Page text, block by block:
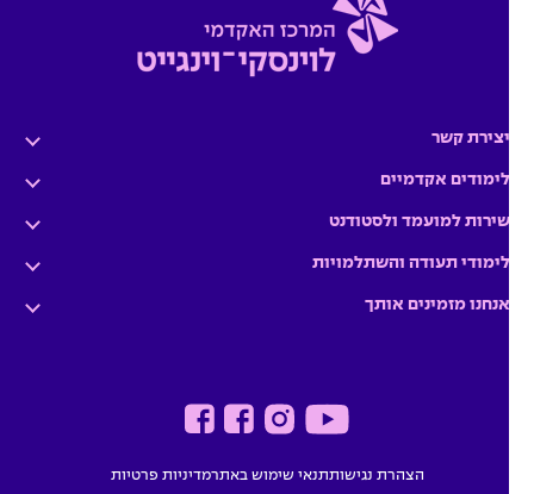
יצירת קשר
לימודים אקדמיים
שירות למועמד ולסטודנט
לימודי תעודה והשתלמויות
אנחנו מזמינים אותך
הצהרת נגישותתנאי שימוש באתרמדיניות פרטיות